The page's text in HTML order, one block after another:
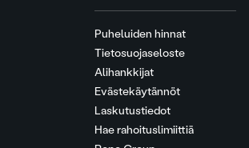
Puheluiden hinnat
Tietosuojaseloste
Alihankkijat
Evästekäytännöt
Laskutustiedot
Hae rahoituslimiittiä